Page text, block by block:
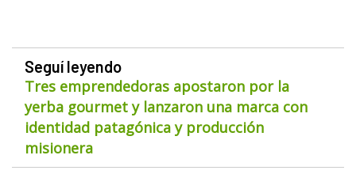
Seguí leyendo
Tres emprendedoras apostaron por la
yerba gourmet y lanzaron una marca con
identidad patagónica y producción
misionera